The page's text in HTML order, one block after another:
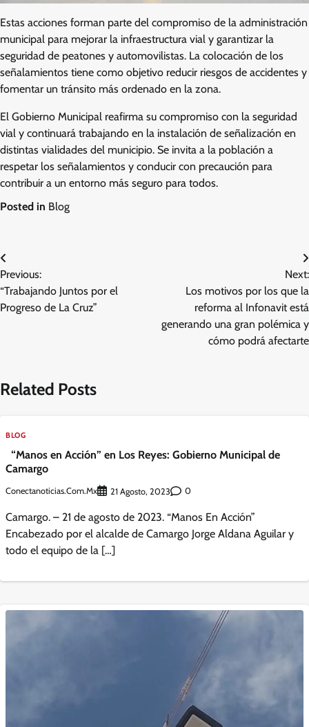
Estas acciones forman parte del compromiso de la administración
municipal para mejorar la infraestructura vial y garantizar la
seguridad de peatones y automovilistas. La colocación de los
señalamientos tiene como objetivo reducir riesgos de accidentes y
fomentar un tránsito más ordenado en la zona.
El Gobierno Municipal reafirma su compromiso con la seguridad
vial y continuará trabajando en la instalación de señalización en
distintas vialidades del municipio. Se invita a la población a
respetar los señalamientos y conducir con precaución para
contribuir a un entorno más seguro para todos.
Posted in Blog
Navegación
de
entradas
Previous:
“Trabajando Juntos por el
Progreso de La Cruz”
Next:
Los motivos por los que la
reforma al Infonavit está
generando una gran polémica y
cómo podrá afectarte
Related Posts
BLOG
“Manos en Acción” en Los Reyes: Gobierno Municipal de
Camargo
Conectanoticias.com.mx 21 Agosto, 2023 0
Camargo. – 21 de agosto de 2023. “Manos En Acción”
Encabezado por el alcalde de Camargo Jorge Aldana Aguilar y
todo el equipo de la […]